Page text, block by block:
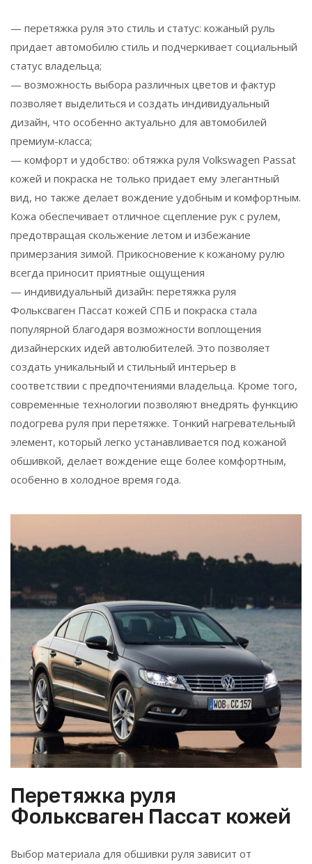
— перетяжка руля это стиль и статус: кожаный руль
придает автомобилю стиль и подчеркивает социальный
статус владельца;
— возможность выбора различных цветов и фактур
позволяет выделиться и создать индивидуальный
дизайн, что особенно актуально для автомобилей
премиум-класса;
— комфорт и удобство: обтяжка руля Volkswagen Passat
кожей и покраска не только придает ему элегантный
вид, но также делает вождение удобным и комфортным.
Кожа обеспечивает отличное сцепление рук с рулем,
предотвращая скольжение летом и избежание
примерзания зимой. Прикосновение к кожаному рулю
всегда приносит приятные ощущения
— индивидуальный дизайн: перетяжка руля
Фольксваген Пассат кожей СПБ и покраска стала
популярной благодаря возможности воплощения
дизайнерских идей автолюбителей. Это позволяет
создать уникальный и стильный интерьер в
соответствии с предпочтениями владельца. Кроме того,
современные технологии позволяют внедрять функцию
подогрева руля при перетяжке. Тонкий нагревательный
элемент, который легко устанавливается под кожаной
обшивкой, делает вождение еще более комфортным,
особенно в холодное время года.
Перетяжка руля
Фольксваген Пассат кожей
Выбор материала для обшивки руля зависит от